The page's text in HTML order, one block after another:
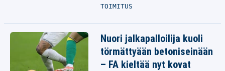
TOIMITUS
Nuori jalkapalloilija kuoli
törmättyään betoniseinään
– FA kieltää nyt kovat